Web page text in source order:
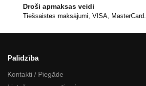
Droši apmaksas veidi
Tiešsaistes maksājumi, VISA, MasterCard.
Palīdzība
Kontakti / Piegāde